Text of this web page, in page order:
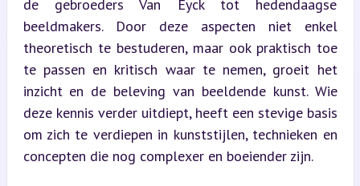
de gebroeders Van Eyck tot hedendaagse
beeldmakers. Door deze aspecten niet enkel
theoretisch te bestuderen, maar ook praktisch toe
te passen en kritisch waar te nemen, groeit het
inzicht en de beleving van beeldende kunst. Wie
deze kennis verder uitdiept, heeft een stevige basis
om zich te verdiepen in kunststijlen, technieken en
concepten die nog complexer en boeiender zijn.